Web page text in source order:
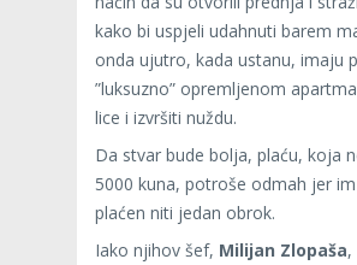
kako bi uspjeli udahnuti barem
onda ujutro, kada ustanu, imaju
”luksuzno” opremljenom
lice i izvršiti nuždu.
Da stvar bude bolja, plaću, koja
5000 kuna, potroše odmah jer
plaćen niti jedan obrok.
Iako njihov šef, Milijan Zlopaša,